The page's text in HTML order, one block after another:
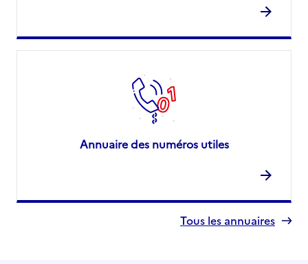
Annuaire des numéros utiles
Tous les annuaires